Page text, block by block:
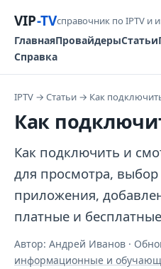
VIP-TVсправочник по IPTV и
ГлавнаяПровайдерыСтатьи
Справка
IPTV → Статьи → Как
Как
Как подключить и
для просмотра, выбор
приложения,
платные и
Автор: Андрей Иванов ·
информационные и